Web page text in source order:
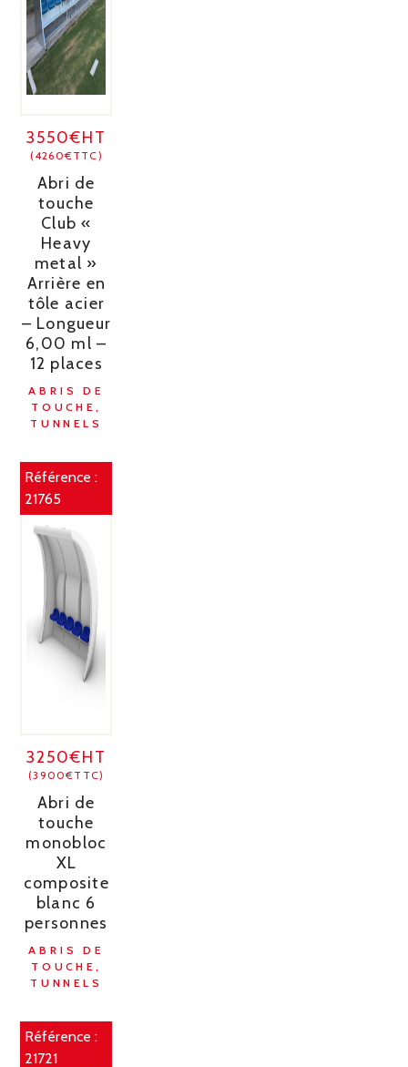
3550€HT
(4260€TTC)
Abri de
touche
Club «
Heavy
metal »
Arrière en
tôle acier
– Longueur
6,00 ml –
12 places
ABRIS DE
TOUCHE,
TUNNELS
Référence :
21765
3250€HT
(3900€TTC)
Abri de
touche
monobloc
XL
composite
blanc 6
personnes
ABRIS DE
TOUCHE,
TUNNELS
Référence :
21721